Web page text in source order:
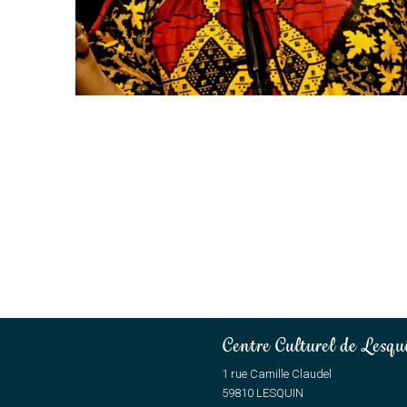
Centre Culturel de
1 rue Camille Claudel
59810 LESQUIN